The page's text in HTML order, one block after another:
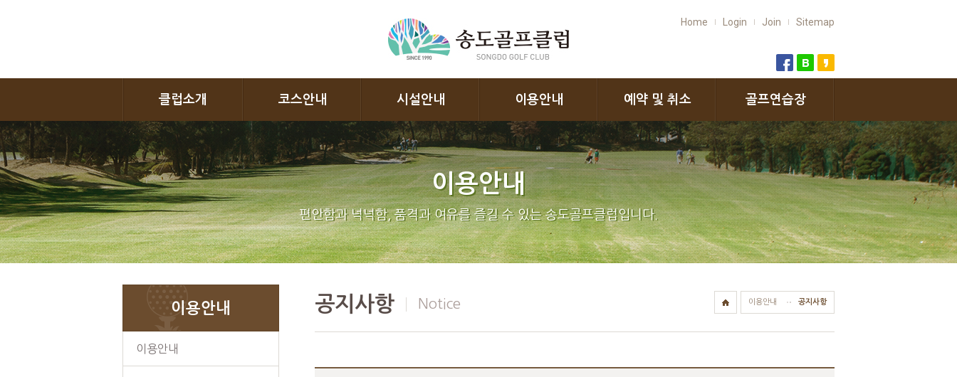
Home Login Join Sitemap
클럽소개 코스안내 시설안내 이용안내 예약 및 취소 골프연습장
이용안내
편안함과 넉넉함, 품격과 여유를 즐길 수 있는 송도골프클럽입니다.
이용안내
이용안내
공지사항 Notice 이용안내 공지사항